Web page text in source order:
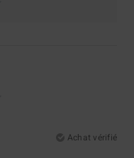
Achat vérifié